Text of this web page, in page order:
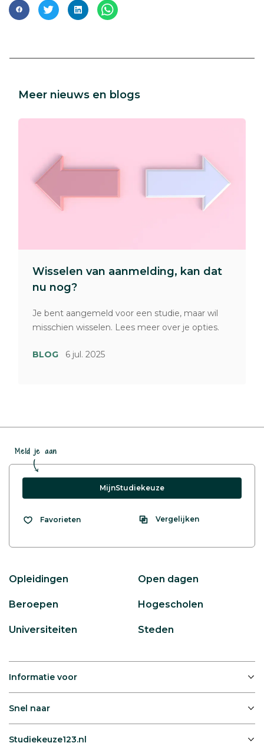
DelenDelenDelenDeel
Meer nieuws en blogs
Wisselen van aanmelding, kan dat
nu nog?
Je bent aangemeld voor een studie, maar wil
misschien wisselen. Lees meer over je opties.
BLOG 6 jul. 2025
Meld je aan
MijnStudiekeuze
Favorieten Vergelijken
Opleidingen Open dagen
Beroepen Hogescholen
Universiteiten Steden
Informatie voor
Snel naar
Studiekeuze123.nl